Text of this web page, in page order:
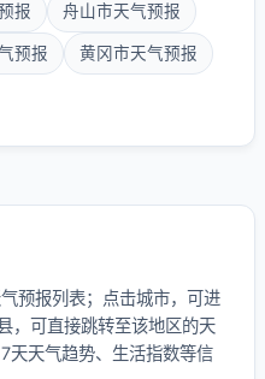
报 舟山市天气预报
预报 黄冈市天气预报
预报列表；点击城市，可进
，可直接跳转至该地区的天
天天气趋势、生活指数等信